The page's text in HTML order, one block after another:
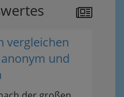
vergleichen
und